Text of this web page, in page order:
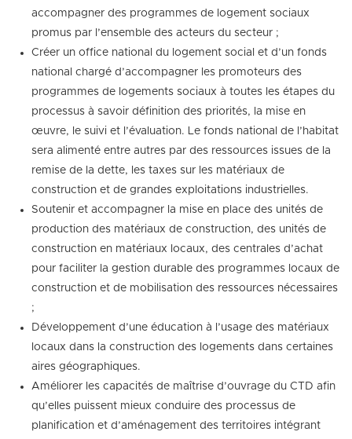
accompagner des programmes de logement sociaux
promus par l’ensemble des acteurs du secteur ;
Créer un office national du logement social et d’un fonds
national chargé d’accompagner les promoteurs des
programmes de logements sociaux à toutes les étapes du
processus à savoir définition des priorités, la mise en
œuvre, le suivi et l’évaluation. Le fonds national de l’habitat
sera alimenté entre autres par des ressources issues de la
remise de la dette, les taxes sur les matériaux de
construction et de grandes exploitations industrielles.
Soutenir et accompagner la mise en place des unités de
production des matériaux de construction, des unités de
construction en matériaux locaux, des centrales d’achat
pour faciliter la gestion durable des programmes locaux de
construction et de mobilisation des ressources nécessaires
;
Développement d’une éducation à l’usage des matériaux
locaux dans la construction des logements dans certaines
aires géographiques.
Améliorer les capacités de maîtrise d’ouvrage du CTD afin
qu’elles puissent mieux conduire des processus de
planification et d’aménagement des territoires intégrant